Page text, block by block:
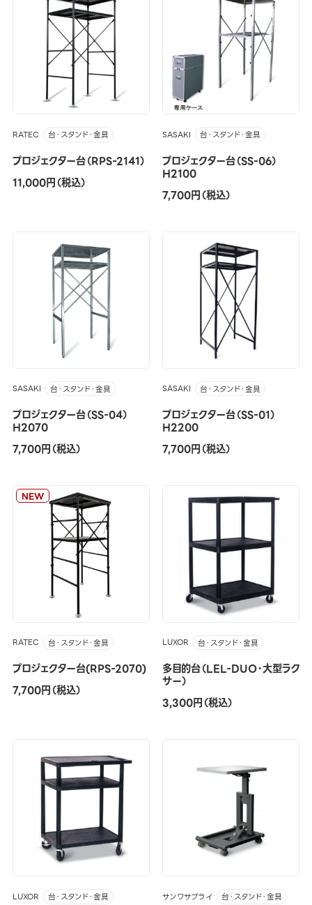
RATEC 台・スタンド・金具
プロジェクター台（RPS-2141）
11,000円（税込）
SASAKI 台・スタンド・金具
プロジェクター台（SS-06）
H2100
7,700円（税込）
SASAKI 台・スタンド・金具
プロジェクター台（SS-04）
H2070
7,700円（税込）
SASAKI 台・スタンド・金具
プロジェクター台（SS-01）
H2200
7,700円（税込）
NEW
RATEC 台・スタンド・金具
プロジェクター台(RPS-2070)
7,700円（税込）
LUXOR 台・スタンド・金具
多目的台（LEL-DUO・大型ラク
サー）
3,300円（税込）
LUXOR 台・スタンド・金具 サンワサプライ 台・スタンド・金具